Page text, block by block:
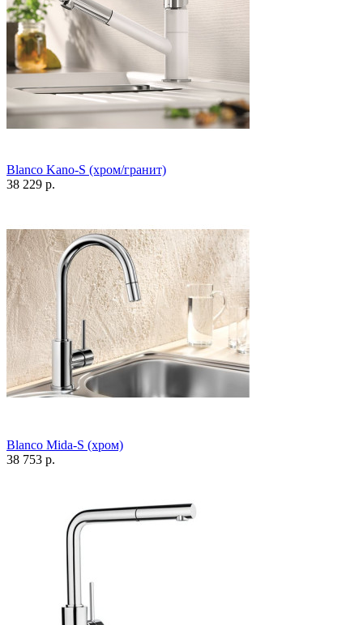
Blanco Kano-S (хром/гранит)
38 229 р.
Blanco Mida-S (хром)
38 753 р.